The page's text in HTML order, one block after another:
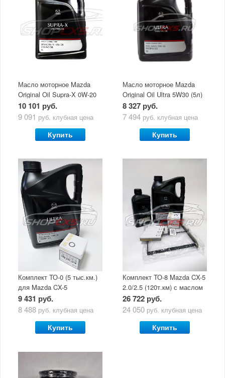
Масло моторное Mazda
Original Oil Supra-X 0W-20
(5 л)
10 101 руб.
9 091 руб. клубная цена
Купить
Масло моторное Mazda
Original Oil Ultra 5W30 (5л)
8 327 руб.
7 494 руб. клубная цена
Купить
Комплект ТО-0 (5 тыс.км.)
для Mazda CX-5
(двигатель 2.0/2.5) с
маслом Mazda Original Oil
9 431 руб.
8 488 руб. клубная цена
Купить
Комплект ТО-8 Mazda CX-5
2.0/2.5 (120т.км) с маслом
Mazda Original Oil Ultra
5W30
26 722 руб.
24 050 руб. клубная цена
Купить